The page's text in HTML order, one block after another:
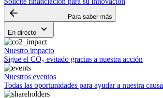
arrow_backward Para saber más
En directo keyboard_arrow_down
Nuestro impacto
Sigue el CO₂ evitado gracias a nuestra acción
Nuestros eventos
Todas las oportunidades para ayudar a nuestra causa